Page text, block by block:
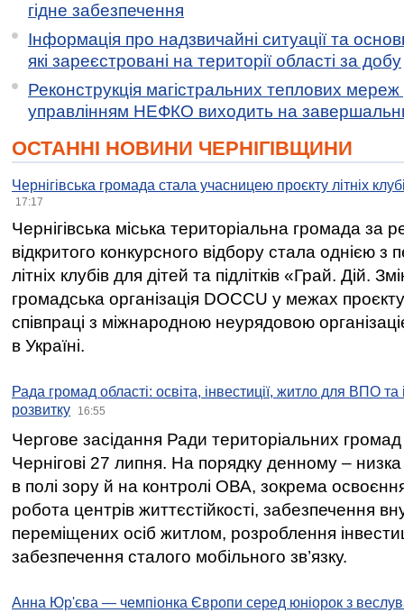
гідне забезпечення
Інформація про надзвичайні ситуації та
які зареєстровані на території області за добу
Реконструкція магістральних теплових мереж
управлінням НЕФКО виходить на
ОСТАННІ НОВИНИ ЧЕРНІГІВЩИНИ
Чернігівська громада стала учасницею проєкту літніх
17:17
Чернігівська міська територіальна громада за
відкритого конкурсного відбору стала однією
літніх клубів для дітей та підлітків «Грай. Дій.
громадська організація DOCCU у межах
співпраці з міжнародною неурядовою
в Україні.
Рада громад області: освіта, інвестиції, житло для ВПО
розвитку
16:55
Чергове засідання Ради територіальних громад
Чернігові 27 липня. На порядку денному –
в полі зору й на контролі ОВА, зокрема освоєння
робота центрів життєстійкості, забезпечення
переміщених осіб житлом, розроблення
забезпечення сталого мобільного зв’язку.
Анна Юр'єва — чемпіонка Європи серед юніорок з